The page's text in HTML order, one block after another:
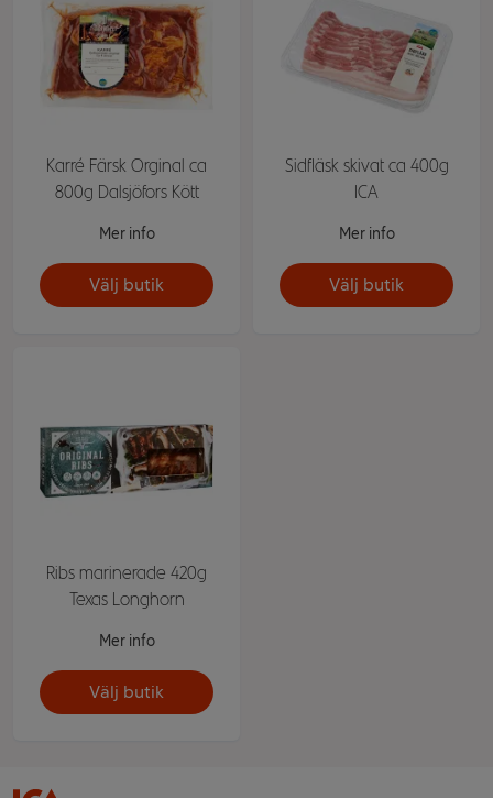
Karré Färsk Orginal ca
800g Dalsjöfors Kött
Mer info
Välj butik
Sidfläsk skivat ca 400g
ICA
Mer info
Välj butik
Ribs marinerade 420g
Texas Longhorn
Mer info
Välj butik